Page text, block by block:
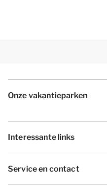
Onze vakantieparken
Interessante links
Service en contact